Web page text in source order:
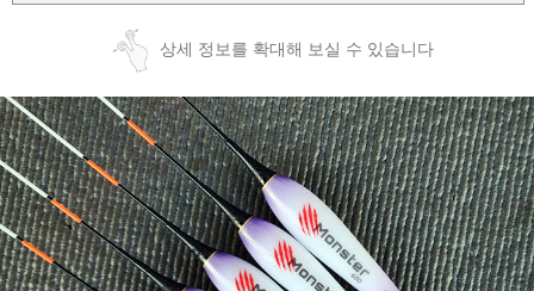
상세 정보를 확대해 보실 수 있습니다